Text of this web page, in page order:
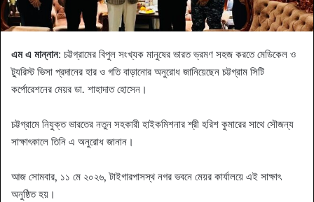
এম এ মান্নান: চট্টগ্রামের বিপুল সংখ্যক মানুষের ভারত ভ্রমণ সহজ করতে মেডিকেল ও
ট্যুরিস্ট ভিসা প্রদানের হার ও গতি বাড়ানোর অনুরোধ জানিয়েছেন চট্টগ্রাম সিটি
কর্পোরেশনের মেয়র ডা. শাহাদাত হোসেন।
চট্টগ্রামে নিযুক্ত ভারতের নতুন সহকারী হাইকমিশনার শ্রী হরিশ কুমারের সাথে সৌজন্য
সাক্ষাৎকালে তিনি এ অনুরোধ জানান।
আজ সোমবার, ১১ মে ২০২৬, টাইগারপাসস্থ নগর ভবনে মেয়র কার্যালয়ে এই সাক্ষাৎ
অনুষ্ঠিত হয়।